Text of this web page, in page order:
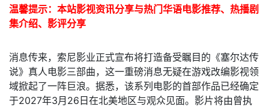
温馨提示：本站影视资讯分享与热门华语电影推荐、热播剧
集介绍、影评分享
消息传来，索尼影业正式宣布将打造备受瞩目的《塞尔达传
说》真人电影三部曲，这一重磅消息无疑在游戏改编影视领
域掀起了一阵巨浪。据悉，该系列电影的首部作品已经确定
于2027年3月26日在北美地区与观众见面。影片将由曾执